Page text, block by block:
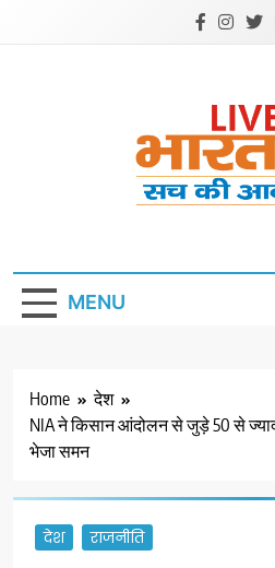
MENU
Home
देश
NIA ने किसान आंदोलन से जुड़े 50 से
भेजा समन
देश राजनीति